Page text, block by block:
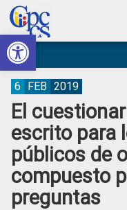
Abrir barra de
Skip
to
primary
navigation
Skip
to
main
content
Skip
to
primary
sidebar
Skip
to
footer
Consejo
de
Participación
Ciudadana
Control
Social
Construyendo
Poder
Ciudadano
El
escrito para
públicos de
compuesto
preguntas
6 FEB 2019